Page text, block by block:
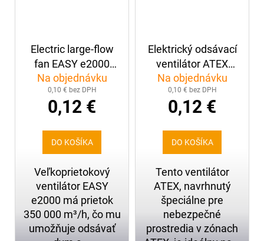
Electric large-flow
fan EASY e2000
Trailer-Mounted
Na objednávku
0,10 € bez DPH
0,12 €
DO KOŠÍKA
Veľkoprietokový
ventilátor EASY
e2000 má prietok
350 000 m³/h, čo mu
umožňuje odsávať
Elektrický odsávací
ventilátor ATEX
SAX350
Na objednávku
0,10 € bez DPH
0,12 €
DO KOŠÍKA
Tento ventilátor
ATEX, navrhnutý
špeciálne pre
nebezpečné
prostredia v zónach